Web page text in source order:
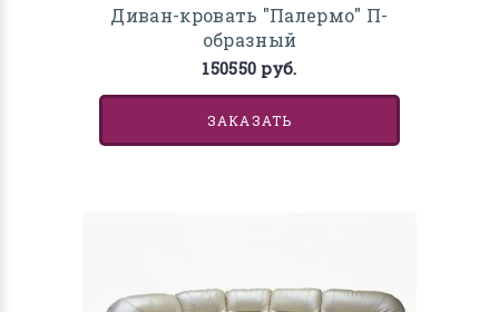
Диван-кровать "Палермо" П-
образный
150550 руб.
ЗАКАЗАТЬ